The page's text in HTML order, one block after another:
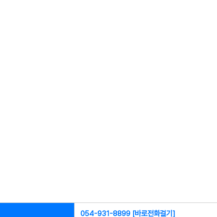
054-931-8899 [바로전화걸기]